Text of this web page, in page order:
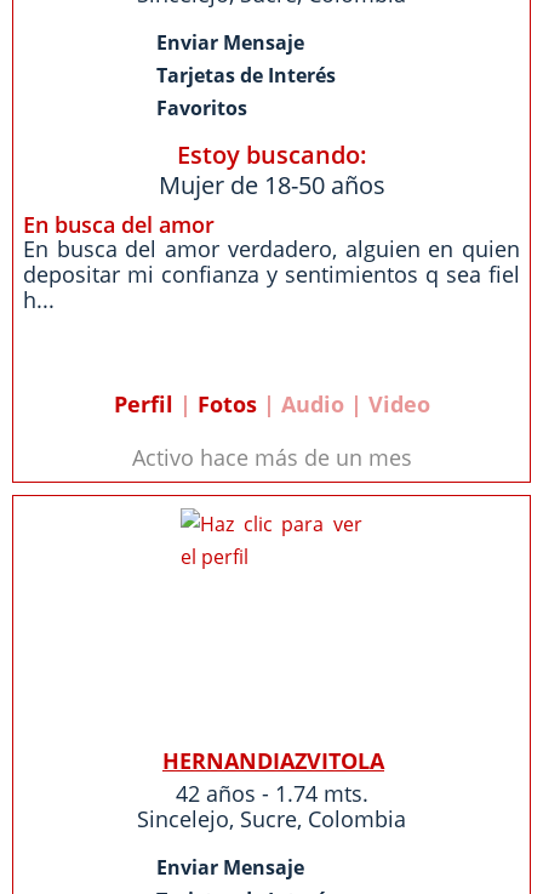
Enviar Mensaje
Tarjetas de Interés
Favoritos
Estoy buscando:
Mujer de 18-50 años
En busca del amor
En busca del amor verdadero, alguien en quien
depositar mi confianza y sentimientos q sea fiel
h...
Perfil | Fotos| Audio | Video
Activo hace más de un mes
HERNANDIAZVITOLA
42 años - 1.74 mts.
Sincelejo, Sucre, Colombia
Enviar Mensaje